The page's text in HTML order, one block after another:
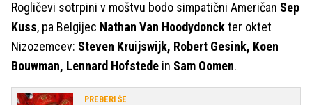
Rogličevi sotrpini v moštvu bodo simpatični Američan Sep
Kuss, pa Belgijec Nathan Van Hoodydonckter oktet
Nizozemcev: Steven Kruijswijk, Robert Gesink, Koen
Bouwman, Lennard Hofstede in Sam Oomen.
PREBERI ŠE